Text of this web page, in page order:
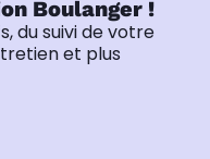
Boulanger !
du suivi de votre
et plus